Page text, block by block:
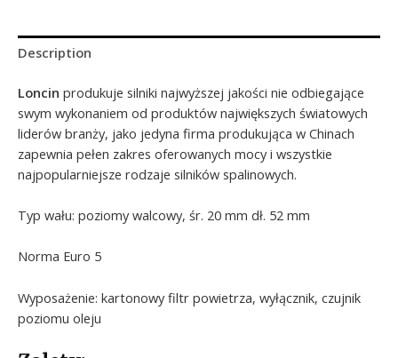
Description
Loncin produkuje silniki najwyższej jakości nie odbiegające
swym wykonaniem od produktów największych światowych
liderów branży, jako jedyna firma produkująca w Chinach
zapewnia pełen zakres oferowanych mocy i wszystkie
najpopularniejsze rodzaje silników spalinowych.
Typ wału: poziomy walcowy, śr. 20 mm dł. 52 mm
Norma Euro 5
Wyposażenie: kartonowy filtr powietrza, wyłącznik, czujnik
poziomu oleju